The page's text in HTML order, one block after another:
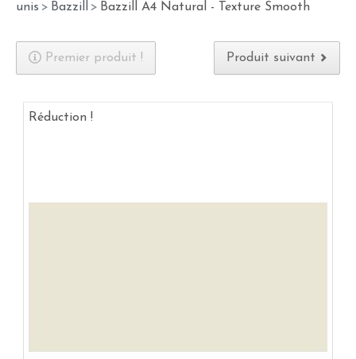
unis > Bazzill > Bazzill A4 Natural - Texture Smooth
Premier produit ! Produit suivant
Réduction !